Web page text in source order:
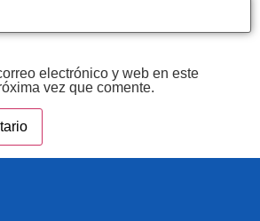
electrónico y web en este
vez que comente.